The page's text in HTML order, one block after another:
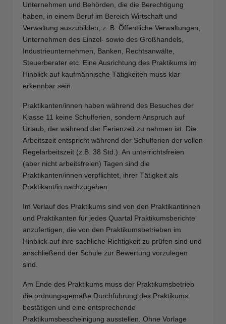
Unternehmen und Behörden, die die Berechtigung
haben, in einem Beruf im Bereich Wirtschaft und
Verwaltung auszubilden, z. B. Öffentliche Verwaltungen,
Unternehmen des Einzel- sowie des Großhandels,
Industrieunternehmen, Banken, Rechtsanwälte,
Steuerberater etc. Eine Ausrichtung des Praktikums im
Hinblick auf kaufmännische Tätigkeiten muss klar
erkennbar sein.
Praktikanten/innen haben während des Besuches der
Klasse 11 keine Schulferien, sondern Anspruch auf
Urlaub, der während der Ferienzeit zu nehmen ist. Die
Arbeitszeit entspricht während der Schulferien der vollen
Regelarbeitszeit (z.B. 38 Std.). An unterrichtsfreien
(aber nicht arbeitsfreien) Tagen sind die
Praktikanten/innen verpflichtet, ihrer Tätigkeit als
Praktikant/in nachzugehen.
Im Verlauf des Praktikums sind von den Praktikantinnen
und Praktikanten für jedes Quartal Praktikumsberichte
anzufertigen, die von den Praktikumsbetrieben im
Hinblick auf ihre sachliche Richtigkeit zu prüfen sind und
anschließend der Schule zur Bewertung vorzulegen
sind.
Am Ende des Praktikums muss der Praktikumsbetrieb
die ordnungsgemäße Durchführung des Praktikums
bestätigen und eine entsprechende
Praktikumsbescheinigung ausstellen. Ohne Vorlage